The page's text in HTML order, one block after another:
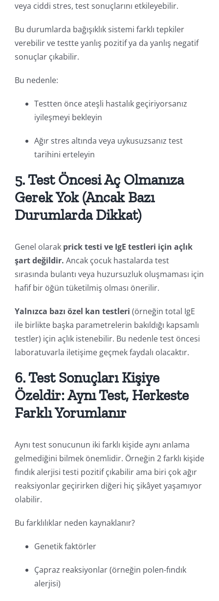
veya ciddi stres, test sonuçlarını etkileyebilir.
Bu durumlarda bağışıklık sistemi farklı tepkiler
verebilir ve testte yanlış pozitif ya da yanlış negatif
sonuçlar çıkabilir.
Bu nedenle:
Testten önce ateşli hastalık geçiriyorsanız
iyileşmeyi bekleyin
Ağır stres altında veya uykusuzsanız test
tarihini erteleyin
5. Test Öncesi Aç Olmanıza
Gerek Yok (Ancak Bazı
Durumlarda Dikkat)
Genel olarak prick testi ve IgE testleri için açlık
şart değildir. Ancak çocuk hastalarda test
sırasında bulantı veya huzursuzluk oluşmaması için
hafif bir öğün tüketilmiş olması önerilir.
Yalnızca bazı özel kan testleri (örneğin total IgE
ile birlikte başka parametrelerin bakıldığı kapsamlı
testler) için açlık istenebilir. Bu nedenle test öncesi
laboratuvarla iletişime geçmek faydalı olacaktır.
6. Test Sonuçları Kişiye
Özeldir: Aynı Test, Herkeste
Farklı Yorumlanır
Aynı test sonucunun iki farklı kişide aynı anlama
gelmediğini bilmek önemlidir. Örneğin 2 farklı kişide
fındık alerjisi testi pozitif çıkabilir ama biri çok ağır
reaksiyonlar geçirirken diğeri hiç şikâyet yaşamıyor
olabilir.
Bu farklılıklar neden kaynaklanır?
Genetik faktörler
Çapraz reaksiyonlar (örneğin polen-fındık
alerjisi)